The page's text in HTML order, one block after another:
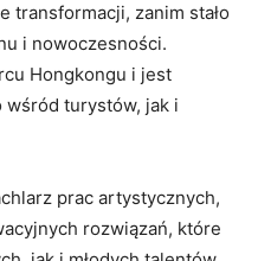
transformacji,​ zanim stało
i nowoczesności.
Hongkongu i jest
turystów, jak i
prac artystycznych,‍
rozwiązań, ⁤które